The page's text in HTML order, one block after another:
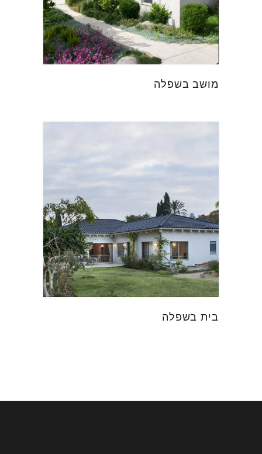
מושב בשפלה
בית בשפלה